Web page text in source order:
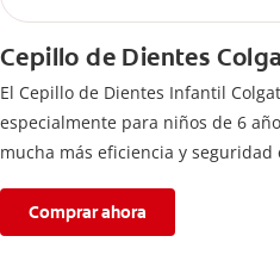
Cepillo de Dientes
El Cepillo de Dientes Infantil
especialmente para niños de 6
mucha más eficiencia y seguridad
Comprar ahora